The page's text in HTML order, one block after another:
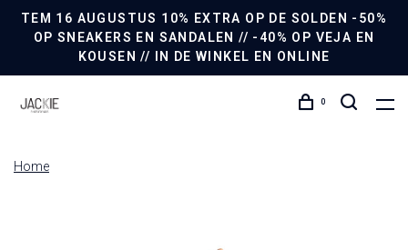
TEM 16 AUGUSTUS 10% EXTRA OP DE SOLDEN -50%
OP SNEAKERS EN SANDALEN // -40% OP VEJA EN
KOUSEN // IN DE WINKEL EN ONLINE
0
Home